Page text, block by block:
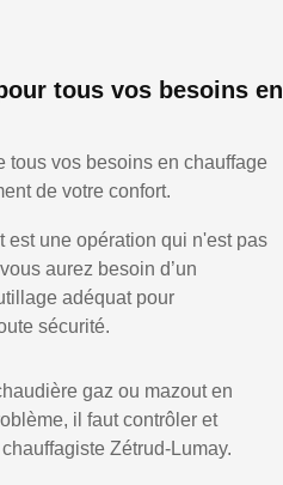
tous vos besoins en
tous vos besoins en chauffage
de votre confort.
est une opération qui n'est pas
aurez besoin d’un
adéquat pour
sécurité.
gaz ou mazout en
il faut contrôler et
Zétrud-Lumay.